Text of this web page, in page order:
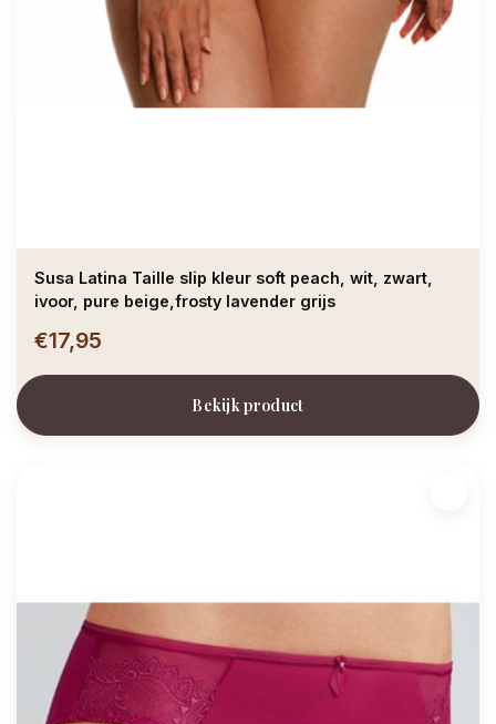
Susa Latina Taille slip kleur soft peach, wit, zwart,
ivoor, pure beige,frosty lavender grijs
€17,95
Bekijk product